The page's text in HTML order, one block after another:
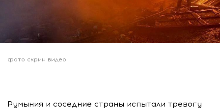
фото скрин видео
Румыния и соседние страны испытали тревогу